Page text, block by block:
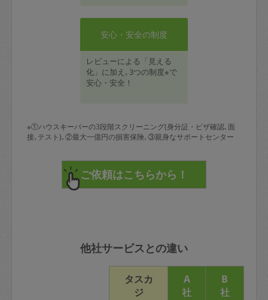
安心・安全の制度
レビューによる「見える
化」に加え､3つの制度※で
安心・安全！
※①ハウスキーパーの3段階スクリーニング(身分証・ビザ確認､面
接､テスト)､②最大一億円の損害保険､③親身なサポートセンター
他社サービスとの違い
タスカ
ジ
A
社
B
社